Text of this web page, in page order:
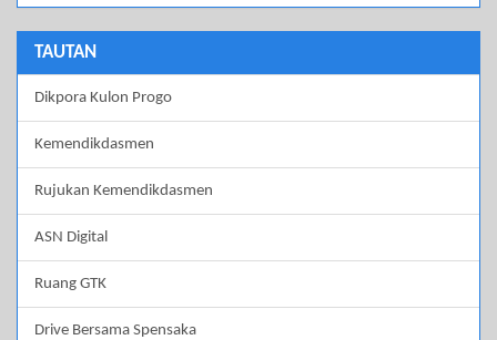
TAUTAN
Dikpora Kulon Progo
Kemendikdasmen
Rujukan Kemendikdasmen
ASN Digital
Ruang GTK
Drive Bersama Spensaka